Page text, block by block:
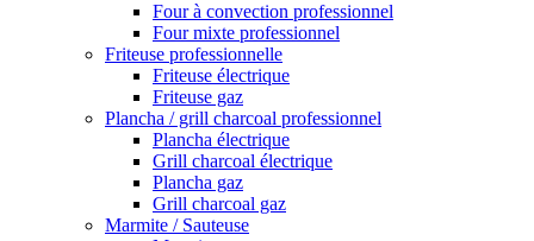
Four à convection professionnel
Four mixte professionnel
Friteuse professionnelle
Friteuse électrique
Friteuse gaz
Plancha / grill charcoal professionnel
Plancha électrique
Grill charcoal électrique
Plancha gaz
Grill charcoal gaz
Marmite / Sauteuse